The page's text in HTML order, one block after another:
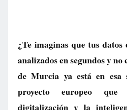
¿Te imaginas que tus
analizados en segundos y no
de Murcia ya está en esa
proyecto europeo
digitalización y la